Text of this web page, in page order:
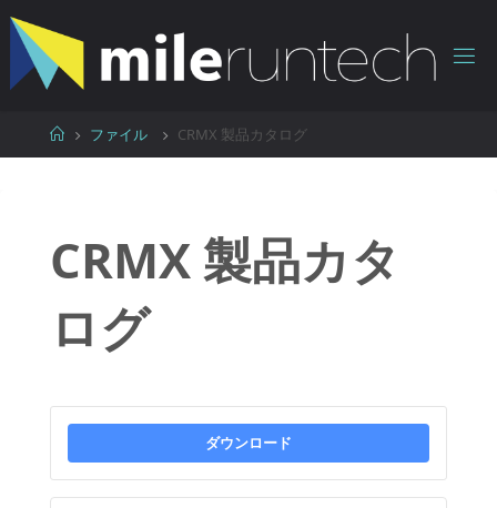
コ
ン
ホ
ー
ファイル CRMX 製品カタログ
CRMX 製品カタ
ログ
ダウンロード